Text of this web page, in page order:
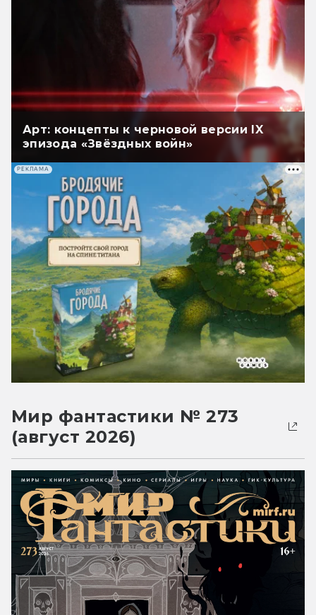
Арт: концепты к черновой версии IX
эпизода «Звёздных войн»
РЕКЛАМА
Мир фантастики № 273
(август 2026)